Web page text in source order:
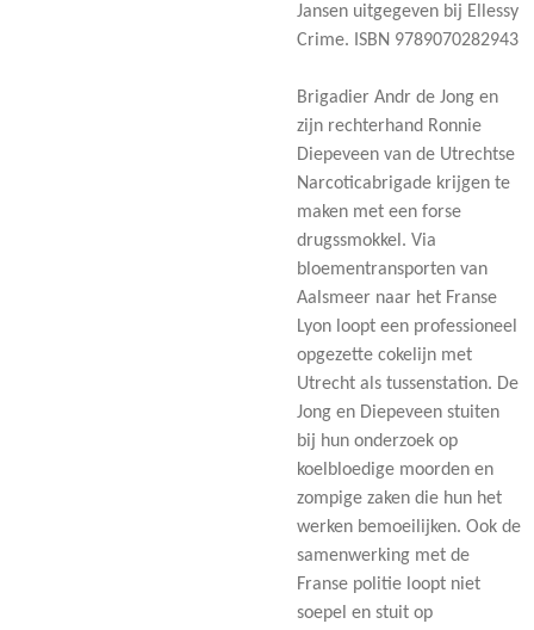
Jansen uitgegeven bij Ellessy
Crime. ISBN 9789070282943
Brigadier Andr de Jong en
zijn rechterhand Ronnie
Diepeveen van de Utrechtse
Narcoticabrigade krijgen te
maken met een forse
drugssmokkel. Via
bloementransporten van
Aalsmeer naar het Franse
Lyon loopt een professioneel
opgezette cokelijn met
Utrecht als tussenstation. De
Jong en Diepeveen stuiten
bij hun onderzoek op
koelbloedige moorden en
zompige zaken die hun het
werken bemoeilijken. Ook de
samenwerking met de
Franse politie loopt niet
soepel en stuit op